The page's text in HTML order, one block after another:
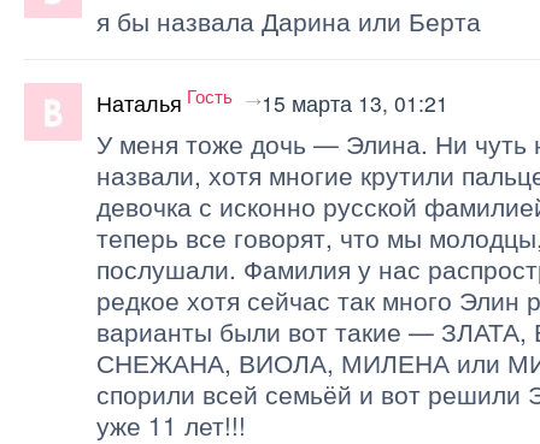
я бы назвала Дарина или Берта
Наталья Гость 15 марта 13, 01:21
У меня тоже дочь — Элина. Ни чуть
назвали, хотя многие крутили
девочка с исконно русской
теперь все говорят, что мы
послушали. Фамилия у нас
редкое хотя сейчас так много Элин
варианты были вот такие —
СНЕЖАНА, ВИОЛА, МИЛЕНА или
спорили всей семьёй и вот
уже 11 лет!!!